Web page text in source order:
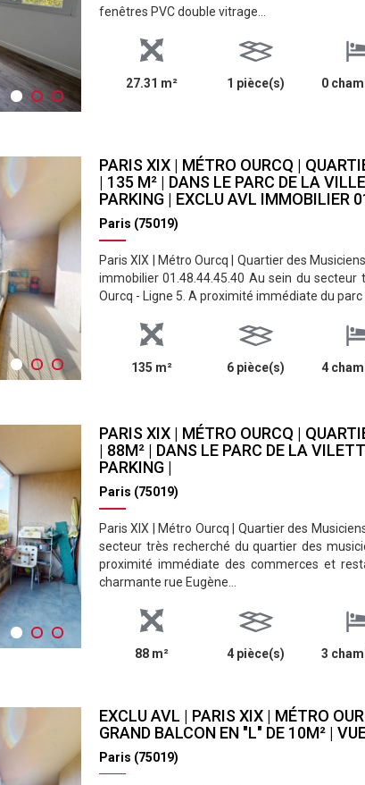
fenêtres PVC double vitrage...
27.31 m² 1 pièce(s) 0
PARIS XIX | MÉTRO OURCQ |
| 135 M² | DANS LE PARC DE LA
PARKING | EXCLU AVL IMMOBILIER
Paris (75019)
Paris XIX | Métro Ourcq | Quartier des
immobilier 01.48.44.45.40 Au sein du
Ourcq - Ligne 5. A proximité immédiate du parc
135 m² 6 pièce(s) 4
PARIS XIX | MÉTRO OURCQ |
| 88M² | DANS LE PARC DE LA
PARKING |
Paris (75019)
Paris XIX | Métro Ourcq | Quartier des
secteur très recherché du quartier des
proximité immédiate des commerces et
charmante rue Eugène...
88 m² 4 pièce(s) 3
EXCLU AVL | PARIS XIX | MÉTRO
GRAND BALCON EN "L" DE 10M² |
Paris (75019)